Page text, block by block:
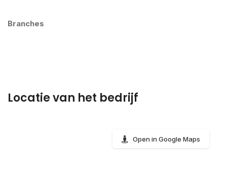
Branches
Locatie van het bedrijf
Open in Google Maps